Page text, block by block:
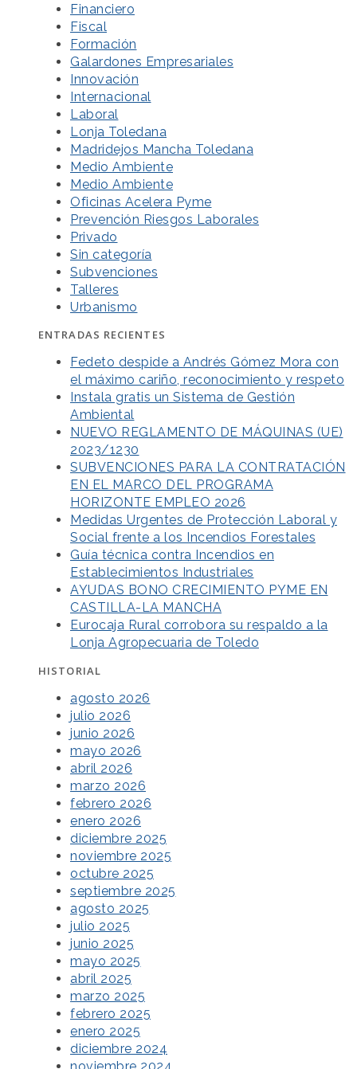
Financiero
Fiscal
Formación
Galardones Empresariales
Innovación
Internacional
Laboral
Lonja Toledana
Madridejos Mancha Toledana
Medio Ambiente
Medio Ambiente
Oficinas Acelera Pyme
Prevención Riesgos Laborales
Privado
Sin categoría
Subvenciones
Talleres
Urbanismo
ENTRADAS RECIENTES
Fedeto despide a Andrés Gómez Mora con
el máximo cariño, reconocimiento y respeto
Instala gratis un Sistema de Gestión
Ambiental
NUEVO REGLAMENTO DE MÁQUINAS (UE)
2023/1230
SUBVENCIONES PARA LA CONTRATACIÓN
EN EL MARCO DEL PROGRAMA
HORIZONTE EMPLEO 2026
Medidas Urgentes de Protección Laboral y
Social frente a los Incendios Forestales
Guía técnica contra Incendios en
Establecimientos Industriales
AYUDAS BONO CRECIMIENTO PYME EN
CASTILLA-LA MANCHA
Eurocaja Rural corrobora su respaldo a la
Lonja Agropecuaria de Toledo
HISTORIAL
agosto 2026
julio 2026
junio 2026
mayo 2026
abril 2026
marzo 2026
febrero 2026
enero 2026
diciembre 2025
noviembre 2025
octubre 2025
septiembre 2025
agosto 2025
julio 2025
junio 2025
mayo 2025
abril 2025
marzo 2025
febrero 2025
enero 2025
diciembre 2024